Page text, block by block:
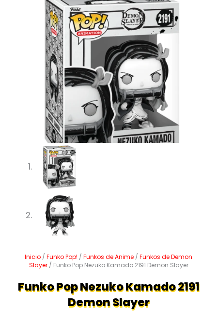
Inicio / Funko Pop! / Funkos de Anime / Funkos de Demon
Slayer/ Funko Pop Nezuko Kamado 2191 Demon Slayer
Funko Pop Nezuko Kamado 2191
Demon Slayer